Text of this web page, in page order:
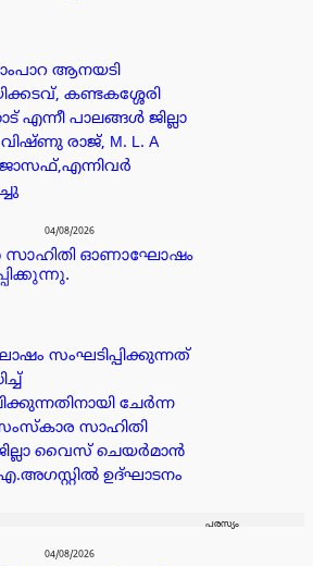
ആനയടി
കണ്ടകശ്ശേരി
എന്നീ പാലങ്ങൾ ജില്ലാ
രാജ്, M. L. A
04/08/2026
സാഹിതി ഓണാഘോഷം
സംഘടിപ്പിക്കുന്നത്
ചേർന്ന
സാഹിതി
വൈസ് ചെയർമാൻ
ഉദ്ഘാടനം
പരസ്യം
04/08/2026